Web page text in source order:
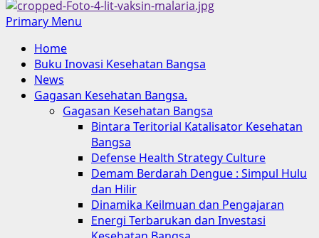
Primary Menu
Home
Buku Inovasi Kesehatan Bangsa
News
Gagasan Kesehatan Bangsa.
Gagasan Kesehatan Bangsa
Bintara Teritorial Katalisator Kesehatan
Bangsa
Defense Health Strategy Culture
Demam Berdarah Dengue : Simpul Hulu
dan Hilir
Dinamika Keilmuan dan Pengajaran
Energi Terbarukan dan Investasi